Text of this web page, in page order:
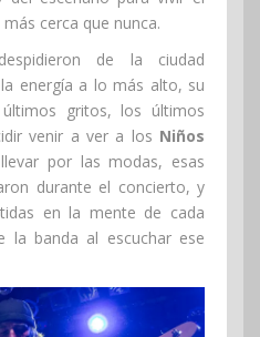
cerca que nunca.
de la ciudad
energía a lo más alto, su
gritos, los últimos
venir a ver a los Niños
por las modas, esas
durante el concierto, y
en la mente de cada
la banda al escuchar ese